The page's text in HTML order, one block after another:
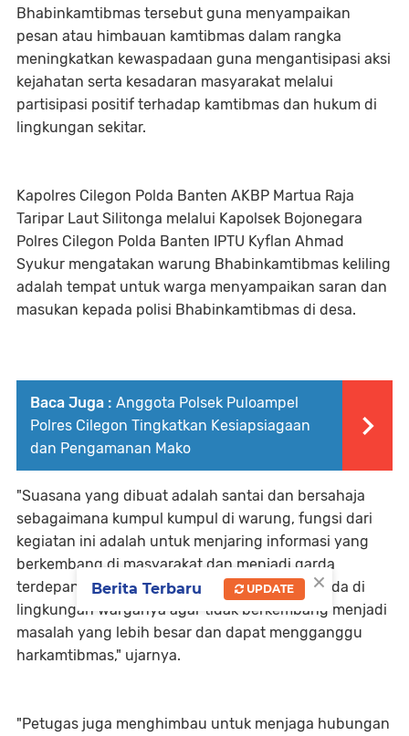
Bhabinkamtibmas tersebut guna menyampaikan
pesan atau himbauan kamtibmas dalam rangka
meningkatkan kewaspadaan guna mengantisipasi aksi
kejahatan serta kesadaran masyarakat melalui
partisipasi positif terhadap kamtibmas dan hukum di
lingkungan sekitar.
Kapolres Cilegon Polda Banten AKBP Martua Raja
Taripar Laut Silitonga melalui Kapolsek Bojonegara
Polres Cilegon Polda Banten IPTU Kyflan Ahmad
Syukur mengatakan warung Bhabinkamtibmas keliling
adalah tempat untuk warga menyampaikan saran dan
masukan kepada polisi Bhabinkamtibmas di desa.
Baca Juga : Anggota Polsek Puloampel
Polres Cilegon Tingkatkan Kesiapsiagaan
dan Pengamanan Mako
"Suasana yang dibuat adalah santai dan bersahaja
sebagaimana kumpul kumpul di warung, fungsi dari
kegiatan ini adalah untuk menjaring informasi yang
berkembang di masyarakat dan menjadi garda
terdepan dalam penyelesaian masalah yang ada di
lingkungan warganya agar tidak berkembang menjadi
masalah yang lebih besar dan dapat mengganggu
harkamtibmas," ujarnya.
"Petugas juga menghimbau untuk menjaga hubungan
×
Berita Terbaru UPDATE